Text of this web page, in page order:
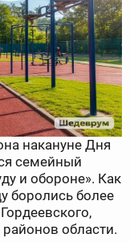
накануне Дня
семейный
и обороне». Как
боролись более
области.